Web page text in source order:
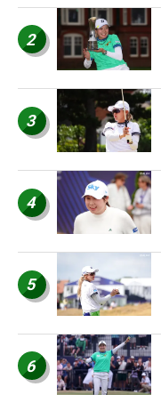
2
3
4
5
6